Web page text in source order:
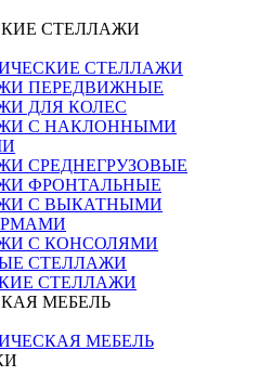
СТЕЛЛАЖИ
СТЕЛЛАЖИ
ПЕРЕДВИЖНЫЕ
ДЛЯ КОЛЕС
С НАКЛОННЫМИ
СРЕДНЕГРУЗОВЫЕ
ФРОНТАЛЬНЫЕ
С ВЫКАТНЫМИ
С КОНСОЛЯМИ
СТЕЛЛАЖИ
СТЕЛЛАЖИ
МЕБЕЛЬ
МЕБЕЛЬ